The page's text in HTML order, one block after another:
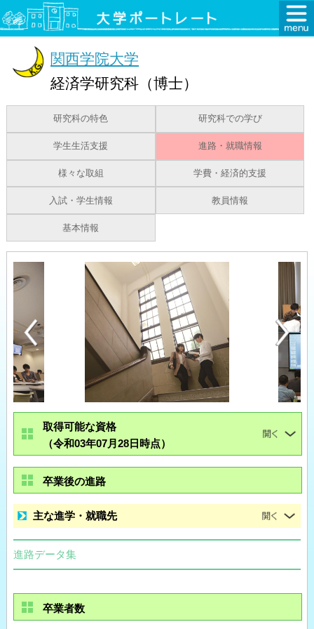
関西学院大学
経済学研究科（博士）
研究科の特色 研究科での学び
学生生活支援 進路・就職情報
様々な取組 学費・経済的支援
入試・学生情報 教員情報
基本情報
取得可能な資格
（令和03年07月28日時点）
卒業後の進路
主な進学・就職先
進路データ集
卒業者数